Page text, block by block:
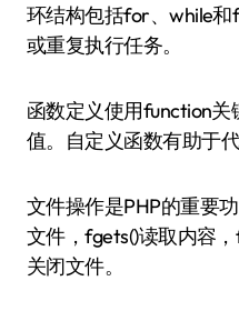
环结构包括for、while
或重复执行任务。
函数定义使用function
值。自定义函数有助于
文件操作是PHP的重要
文件，fgets()读取内容
关闭文件。